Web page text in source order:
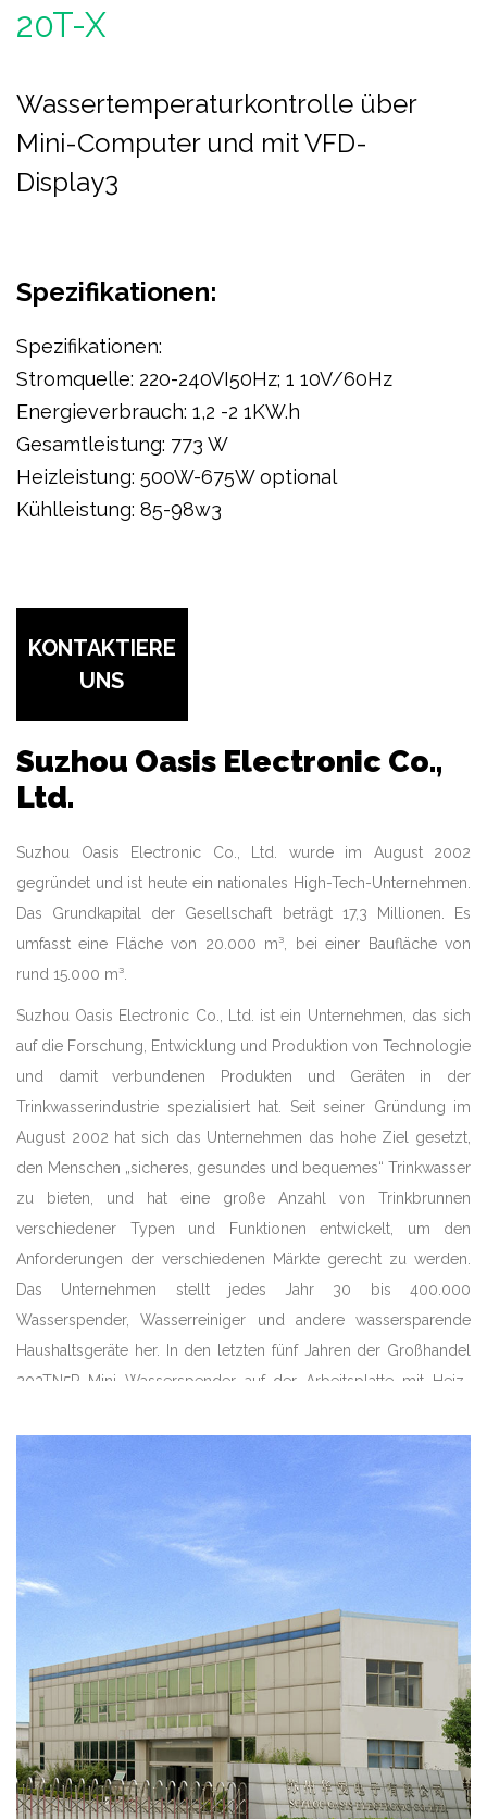
20T-X
Wassertemperaturkontrolle über
Mini-Computer und mit VFD-
Display3
Spezifikationen:
Spezifikationen:
Stromquelle: 220-240VI50Hz; 1 10V/60Hz
Energieverbrauch: 1,2 -2 1KW.h
Gesamtleistung: 773 W
Heizleistung: 500W-675W optional
Kühlleistung: 85-98w3
KONTAKTIERE
UNS
Suzhou Oasis Electronic Co.,
Ltd.
Suzhou Oasis Electronic Co., Ltd. wurde im August 2002
gegründet und ist heute ein nationales High-Tech-Unternehmen.
Das Grundkapital der Gesellschaft beträgt 17,3 Millionen. Es
umfasst eine Fläche von 20.000 m³, bei einer Baufläche von
rund 15.000 m³.
Suzhou Oasis Electronic Co., Ltd. ist ein Unternehmen, das sich
auf die Forschung, Entwicklung und Produktion von Technologie
und damit verbundenen Produkten und Geräten in der
Trinkwasserindustrie spezialisiert hat. Seit seiner Gründung im
August 2002 hat sich das Unternehmen das hohe Ziel gesetzt,
den Menschen „sicheres, gesundes und bequemes“ Trinkwasser
zu bieten, und hat eine große Anzahl von Trinkbrunnen
verschiedener Typen und Funktionen entwickelt, um den
Anforderungen der verschiedenen Märkte gerecht zu werden.
Das Unternehmen stellt jedes Jahr 30 bis 400.000
Wasserspender, Wasserreiniger und andere wassersparende
Haushaltsgeräte her. In den letzten fünf Jahren der Großhandel
203TN5P Mini Wasserspender auf der Arbeitsplatte mit Heiz-
Erfindungspatente, 38 Gebrauchsmusterpatente und 5 Patente
für das Erscheinungsbild erhalten. Unsere führenden Produkte
unterteilen sich in Wasserspender für den privaten und
gewerblichen Gebrauch, Trinkwasserspender für den
Direktvertrieb und Limonadenspender sowie andere
Haushaltsgeräte. Das
Arbeitsplatte mit Heiz- und Kühlfunktionen Lieferantenführt seit
fast 20 Jahren die Zertifizierung von
Qualitätssicherungssystemen nach ISO9001 durch. 203TN5P
Mini Wasserspender auf der Arbeitsplatte mit Heiz- und
Kühlfunktionenhaben UL-, CE-, GS-, ETL-, CCC- und andere
Zertifikate erhalten. Wir haben stabile Geschäftsbeziehungen mit
Kunden aus Dutzenden von Ländern in den USA aufgebaut,